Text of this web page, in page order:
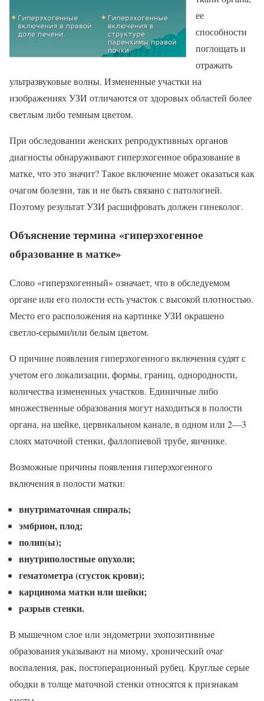
ее
способности
поглощать и
отражать
ультразвуковые волны. Измененные участки на
изображениях УЗИ отличаются от здоровых областей более
светлым либо темным цветом.
При обследовании женских репродуктивных органов
диагносты обнаруживают гиперэхогенное образование в
матке, что это значит? Такое включение может оказаться как
очагом болезни, так и не быть связано с патологией.
Поэтому результат УЗИ расшифровать должен гинеколог.
Объяснение термина «гиперэхогенное
образование в матке»
Слово «гиперэхогенный» означает, что в обследуемом
органе или его полости есть участок с высокой плотностью.
Место его расположения на картинке УЗИ окрашено
светло-серыми/или белым цветом.
О причине появления гиперэхогенного включения судят с
учетом его локализации, формы, границ, однородности,
количества измененных участков. Единичные либо
множественные образования могут находиться в полости
органа, на шейке, цервикальном канале, в одном или 2―3
слоях маточной стенки, фаллопиевой трубе, яичнике.
Возможные причины появления гиперэхогенного
включения в полости матки:
внутриматочная спираль;
эмбрион, плод;
полип(ы);
внутриполостные опухоли;
гематометра (сгусток крови);
карцинома матки или шейки;
разрыв стенки.
В мышечном слое или эндометрии эхопозитивные
образования указывают на миому, хронический очаг
воспаления, рак, постоперационный рубец. Круглые серые
ободки в толще маточной стенки относятся к признакам